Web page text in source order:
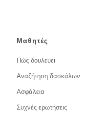
Μαθητές
Πώς δουλεύει
Αναζήτηση δασκάλων
Ασφάλεια
Συχνές ερωτήσεις